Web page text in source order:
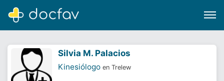
Silvia M. Palacios
Kinesiólogo en Trelew